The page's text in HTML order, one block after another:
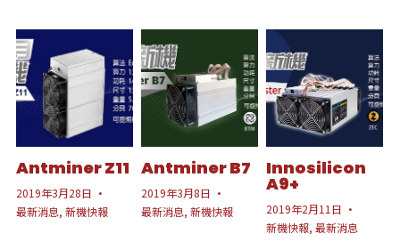
Antminer Z11
2019年3月28日 ·
最新消息, 新機快報
Antminer B7
2019年3月8日 ·
最新消息, 新機快報
Innosilicon
A9+
2019年2月11日 ·
新機快報, 最新消息